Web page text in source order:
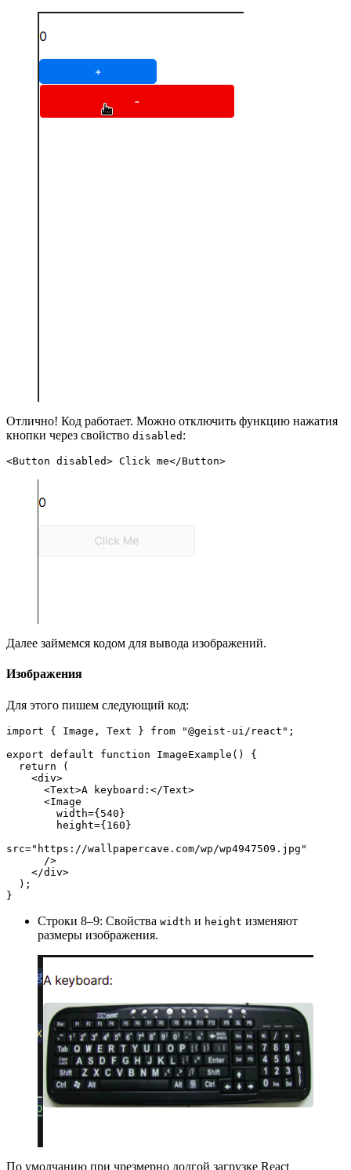
Отлично! Код работает. Можно отключить функцию нажатия
кнопки через свойство disabled :
<Button disabled> Click me</Button>
Далее займемся кодом для вывода изображений.
Изображения
Для этого пишем следующий код:
import { Image, Text } from "@geist-ui/react";
export default function ImageExample() {
  return (
    <div>
      <Text>A keyboard:</Text>
      <Image
        width={540}
        height={160}
src="https://wallpapercave.com/wp/wp4947509.jpg"
      />
    </div>
  );
}
Строки 8–9: Свойства width и height изменяют
размеры изображения.
По умолчанию при чрезмерно долгой загрузке React